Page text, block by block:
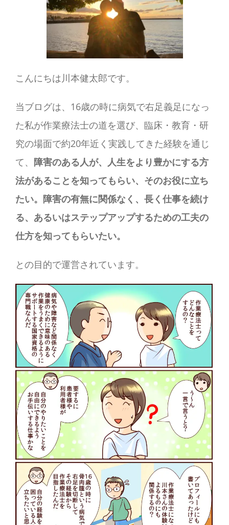
こんにちは川本健太郎です。
当ブログは、16歳の時に病気で右足義足になっ
た私が作業療法士の道を選び、臨床・教育・研
究の場面で約20年近く実践してきた経験を通じ
て、 障害のある人が、人生をより豊かにする方
法があることを知ってもらい、そのお役に立ち
たい。障害の有無に関係なく、長く仕事を続け
る、あるいはステップアップするための工夫の
仕方を知ってもらいたい。
との目的で運営されています。